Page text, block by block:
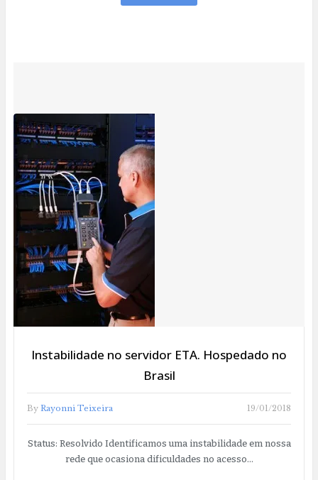
Instabilidade no servidor ETA. Hospedado no
Brasil
By Rayonni Teixeira 19/01/2018
Status: Resolvido Identificamos uma instabilidade em nossa
rede que ocasiona dificuldades no acesso…